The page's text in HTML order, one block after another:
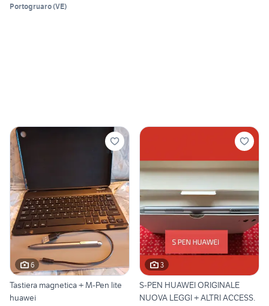
Portogruaro(VE)
6
Tastiera magnetica + M-Pen lite
huawei
3
S-PEN HUAWEI ORIGINALE
NUOVA LEGGI + ALTRI ACCESS.